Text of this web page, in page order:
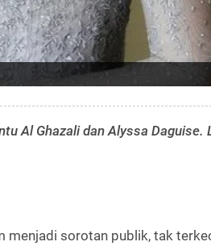
Al Ghazali dan Alyssa Daguise.
menjadi sorotan publik, tak